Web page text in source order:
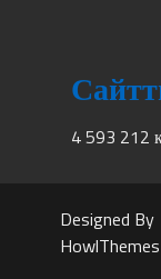
4 593 212
Designed By
HowlThemes